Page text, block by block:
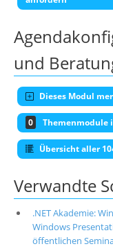
und
Dieses Modul
0 Themenmodule
Übersicht aller
Verwandte
.NET Akademie:
Windows
öffentlichen